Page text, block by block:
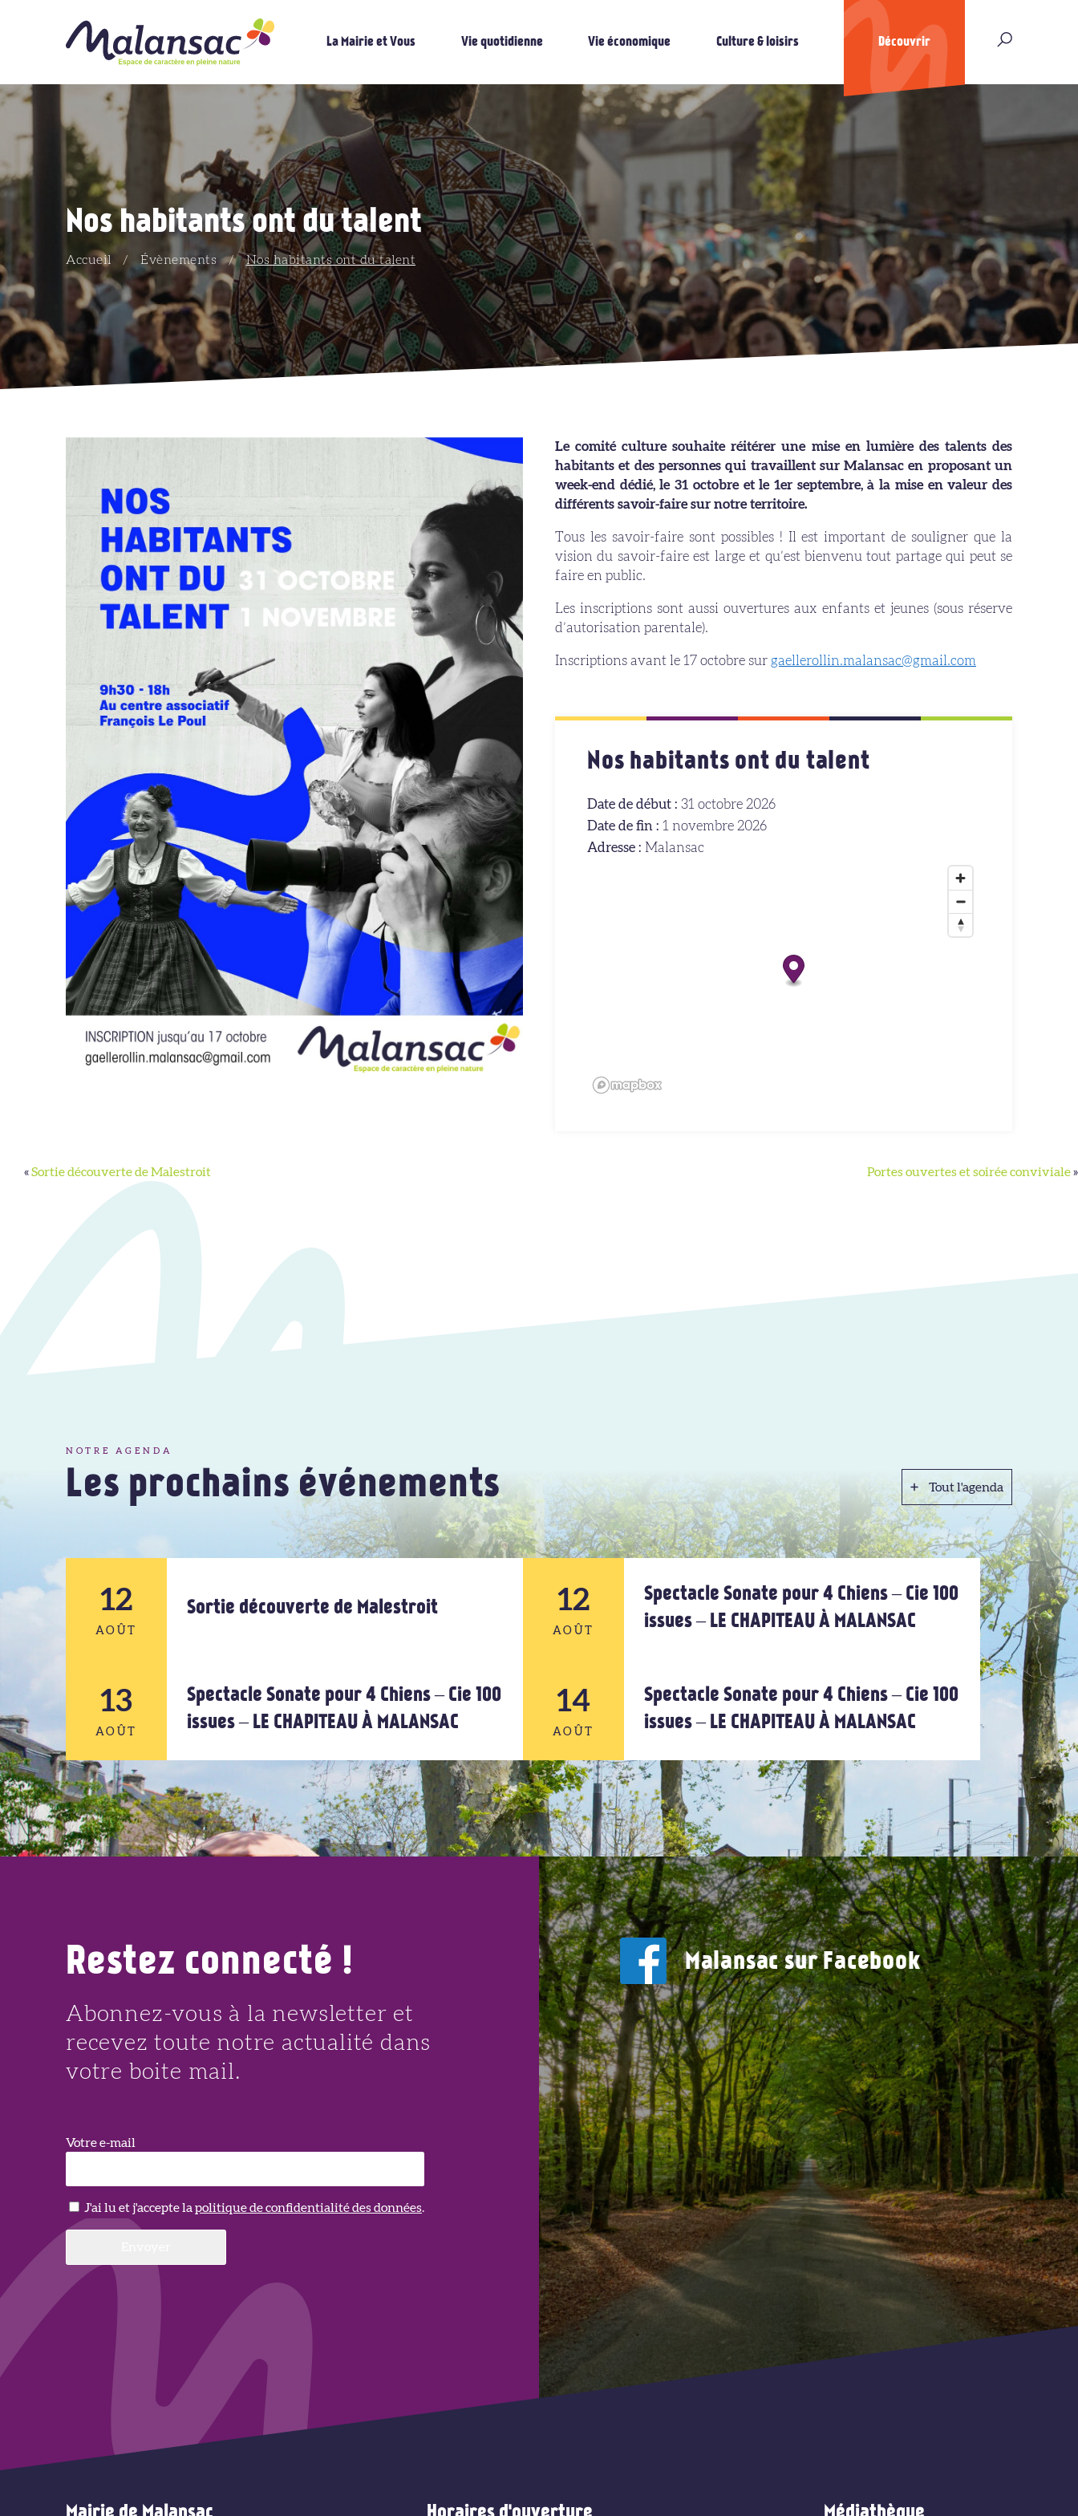
La Mairie et Vous Vie quotidienne Vie économique Culture & loisirs Découvrir
Nos habitants ont du talent
Accueil / Évènements / Nos habitants ont du talent
Le comité culture souhaite réitérer une mise en lumière des talents des
habitants et des personnes qui travaillent sur Malansac en proposant un
week-end dédié, le 31 octobre et le 1er septembre, à la mise en valeur des
différents savoir-faire sur notre territoire.
Tous les savoir-faire sont possibles ! Il est important de souligner que la
vision du savoir-faire est large et qu’est bienvenu tout partage qui peut se
faire en public.
Les inscriptions sont aussi ouvertures aux enfants et jeunes (sous réserve
d’autorisation parentale).
Inscriptions avant le 17 octobre sur gaellerollin.malansac@gmail.com
Nos habitants ont du talent
Date de début : 31 octobre 2026
Date de fin : 1 novembre 2026
Adresse : Malansac
«Sortie découverte de Malestroit Portes ouvertes et soirée conviviale»
NOTRE AGENDA
Les prochains événements Tout l'agenda
Tout l'agenda
12
AOÛT
12
AOÛT
Sortie découverte de Malestroit 12
AOÛT
12
AOÛT
Spectacle Sonate pour 4 Chiens – Cie 100
issues – LE CHAPITEAU À MALANSAC
13
AOÛT
13
AOÛT
Spectacle Sonate pour 4 Chiens – Cie 100
issues – LE CHAPITEAU À MALANSAC
14
AOÛT
14
AOÛT
Spectacle Sonate pour 4 Chiens – Cie 100
issues – LE CHAPITEAU À MALANSAC
Restez connecté !
Abonnez-vous à la newsletter et
recevez toute notre actualité dans
votre boite mail.
Votre e-mail
J'ai lu et j'accepte la politique de confidentialité des données.
Malansac sur Facebook